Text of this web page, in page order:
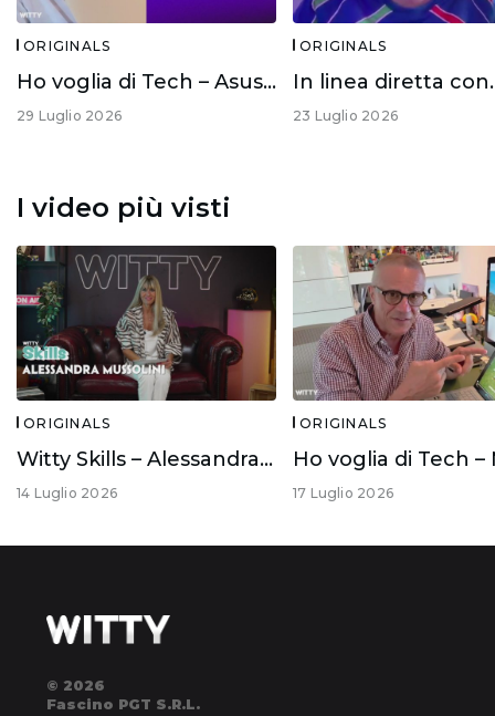
ORIGINALS
Ho voglia di Tech – Asus Expert Book Ultra
29 Luglio 2026
ORIGINALS
23 Luglio 2026
I video più visti
ORIGINALS
Witty Skills – Alessandra Mussolini
14 Luglio 2026
ORIGINALS
17 Luglio 2026
© 2026
Fascino PGT S.R.L.